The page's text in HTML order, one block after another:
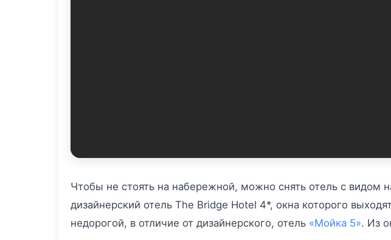
Чтобы не стоять на набережной, можно снять отель с видом
дизайнерский отель The Bridge Hotel 4*, окна которого
недорогой, в отличие от дизайнерского, отель «Мойка 5». Из